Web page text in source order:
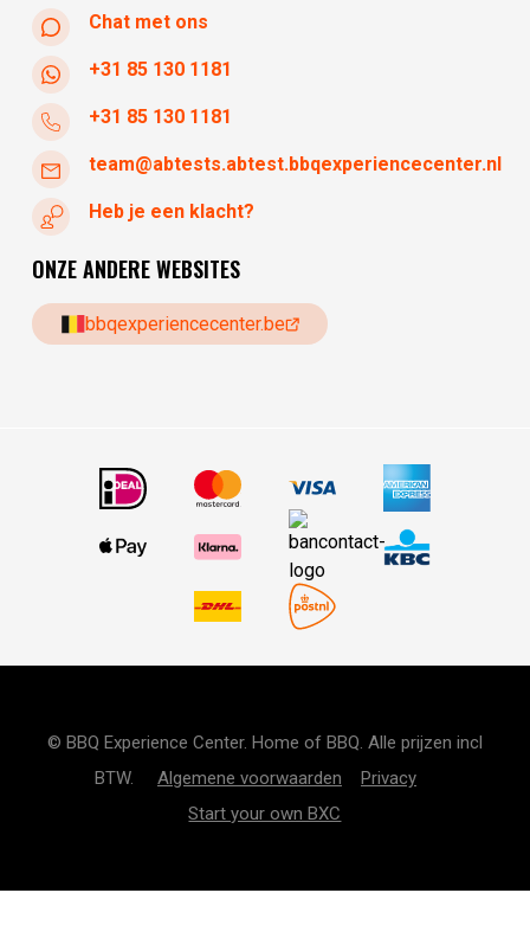
Chat met ons
+31 85 130 1181
+31 85 130 1181
team@abtests.abtest.bbqexperiencecenter.nl
Heb je een klacht?
ONZE ANDERE WEBSITES
bbqexperiencecenter.be
© BBQ Experience Center. Home of BBQ. Alle prijzen incl
BTW. Algemene voorwaarden
Privacy
Start your own BXC